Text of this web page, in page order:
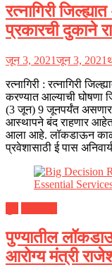
रत्नागिरी
प्रकारची दुकाने
जून 3, 2021जून 3, 2021
रत्नागिरी : रत्नागिरी
करण्यात आल्याची घोषणा
(3 जून) 9 जूनपर्यंत
आस्थापने बंद राहणार
आला आहे. लॉकडाऊन
प्रवेशासाठी ई पास
पुण्यातील
आरोग्य मंत्री